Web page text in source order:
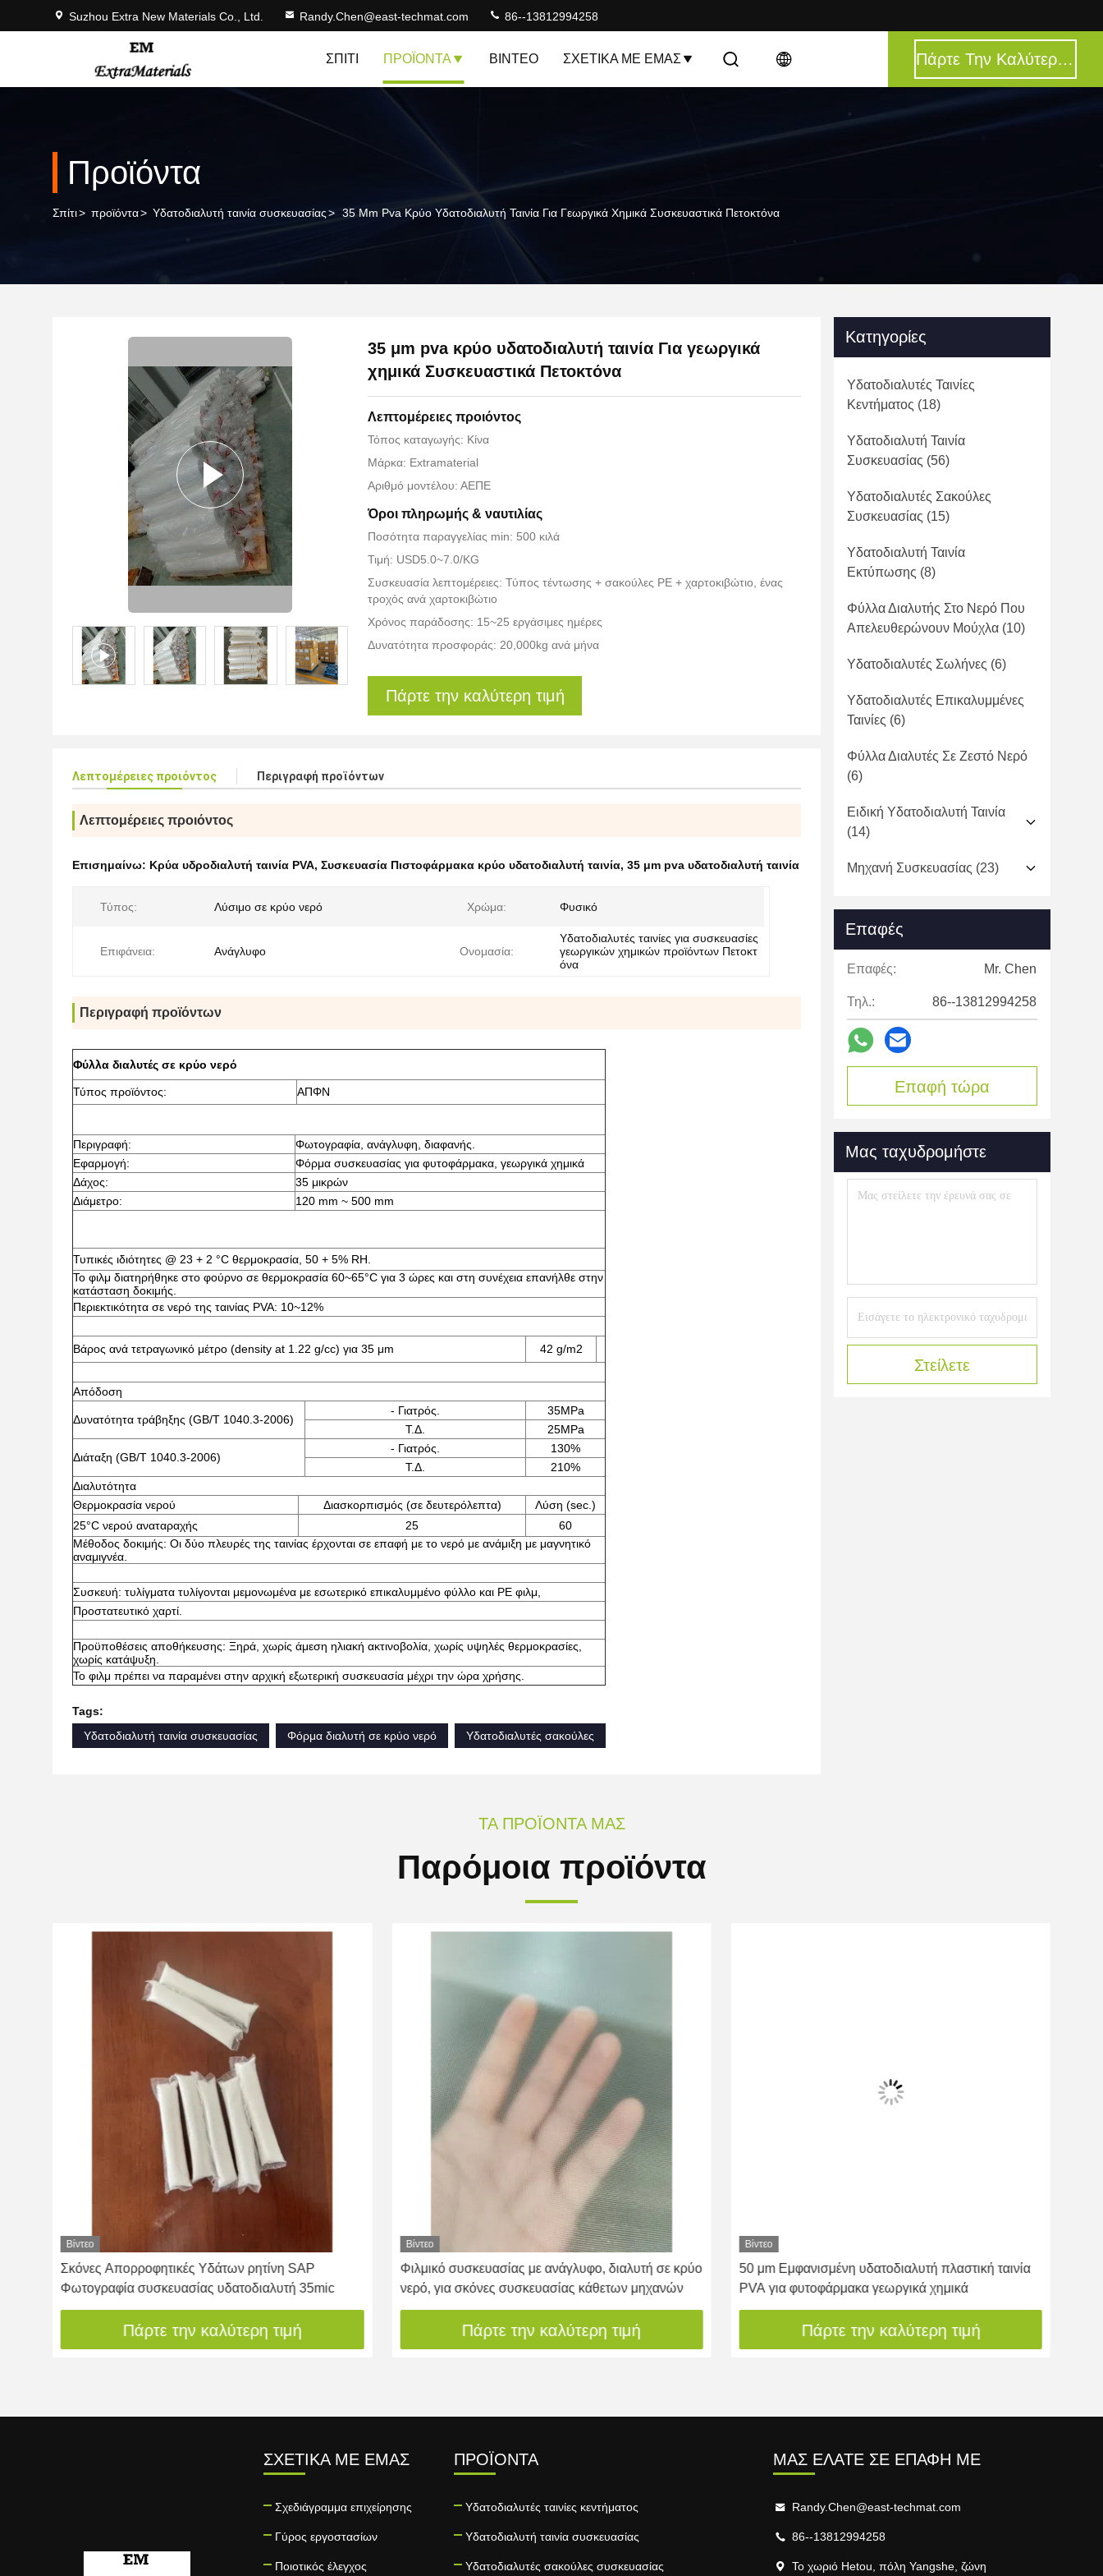
Suzhou Extra New Materials Co., Ltd. Randy.Chen@east-techmat.com 86--13812994258
ΣΠΊΤΙ ΠΡΟΪΌΝΤΑ ΒΊΝΤΕΟ ΣΧΕΤΙΚΆ ΜΕ ΕΜΆΣ Πάρτε Την Καλύτερη Τιμή
Προϊόντα
Σπίτι> προϊόντα> Υδατοδιαλυτή ταινία συσκευασίας> 35 Μm Pva Κρύο Υδατοδιαλυτή Ταινία Για Γεωργικά Χημικά Συσκευαστικά Πετοκτόνα
35 μm pva κρύο υδατοδιαλυτή ταινία Για γεωργικά
χημικά Συσκευαστικά Πετοκτόνα
Λεπτομέρειες προιόντος
Τόπος καταγωγής: Κίνα
Μάρκα: Extramaterial
Αριθμό μοντέλου: ΑΕΠΕ
Όροι πληρωμής & ναυτιλίας
Ποσότητα παραγγελίας min: 500 κιλά
Τιμή: USD5.0~7.0/KG
Συσκευασία λεπτομέρειες: Τύπος τέντωσης + σακούλες PE + χαρτοκιβώτιο, ένας
τροχός ανά χαρτοκιβώτιο
Χρόνος παράδοσης: 15~25 εργάσιμες ημέρες
Δυνατότητα προσφοράς: 20,000kg ανά μήνα
Πάρτε την καλύτερη τιμή
Λεπτομέρειες προιόντος Περιγραφή προϊόντων
Λεπτομέρειες προιόντος
Επισημαίνω: Κρύα υδροδιαλυτή ταινία PVA, Συσκευασία Πιστοφάρμακα κρύο υδατοδιαλυτή ταινία, 35 μm pva υδατοδιαλυτή ταινία
Τύπος: Λύσιμο σε κρύο νερό Χρώμα: Φυσικό
Επιφάνεια: Ανάγλυφο Ονομασία:
Υδατοδιαλυτές ταινίες για συσκευασίες
γεωργικών χημικών προϊόντων Πετοκτ
όνα
Περιγραφή προϊόντων
Φύλλα διαλυτές σε κρύο νερό
Τύπος προϊόντος: ΑΠΦΝ
Περιγραφή:
Φωτογραφία, ανάγλυφη, διαφανής.
Εφαρμογή:
Φόρμα συσκευασίας για φυτοφάρμακα, γεωργικά χημικά
Δάχος:
35 μικρών
Διάμετρο:
120 mm ~ 500 mm
Τυπικές ιδιότητες @ 23 + 2 °C θερμοκρασία, 50 + 5% RH.
Το φιλμ διατηρήθηκε στο φούρνο σε θερμοκρασία 60~65°C για 3 ώρες και στη συνέχεια επανήλθε στην
κατάσταση δοκιμής.
Περιεκτικότητα σε νερό της ταινίας PVA: 10~12%
Βάρος ανά τετραγωνικό μέτρο (density at 1.22 g/cc) για 35 μm 42 g/m2
Απόδοση
Δυνατότητα τράβηξης (GB/T 1040.3-2006)
- Γιατρός.
35MPa
Τ.Δ.
25MPa
Διάταξη (GB/T 1040.3-2006)
- Γιατρός.
130%
Τ.Δ.
210%
Διαλυτότητα
Θερμοκρασία νερού
Διασκορπισμός (σε δευτερόλεπτα)
Λύση (sec.)
25°C νερού αναταραχής
25
60
Μέθοδος δοκιμής: Οι δύο πλευρές της ταινίας έρχονται σε επαφή με το νερό με ανάμιξη με μαγνητικό
αναμιγνέα.
Συσκευή: τυλίγματα τυλίγονται μεμονωμένα με εσωτερικό επικαλυμμένο φύλλο και PE φιλμ,
Προστατευτικό χαρτί.
Προϋποθέσεις αποθήκευσης: Ξηρά, χωρίς άμεση ηλιακή ακτινοβολία, χωρίς υψηλές θερμοκρασίες,
χωρίς κατάψυξη.
Το φιλμ πρέπει να παραμένει στην αρχική εξωτερική συσκευασία μέχρι την ώρα χρήσης.
Tags:
Υδατοδιαλυτή ταινία συσκευασίας
Φόρμα διαλυτή σε κρύο νερό Υδατοδιαλυτές σακούλες
Κατηγορίες
Υδατοδιαλυτές Ταινίες
Κεντήματος (18)
Υδατοδιαλυτή Ταινία
Συσκευασίας (56)
Υδατοδιαλυτές Σακούλες
Συσκευασίας (15)
Υδατοδιαλυτή Ταινία
Εκτύπωσης (8)
Φύλλα Διαλυτής Στο Νερό Που
Απελευθερώνουν Μούχλα (10)
Υδατοδιαλυτές Σωλήνες (6)
Υδατοδιαλυτές Επικαλυμμένες
Ταινίες (6)
Φύλλα Διαλυτές Σε Ζεστό Νερό
(6)
Ειδική Υδατοδιαλυτή Ταινία
(14)
Μηχανή Συσκευασίας (23)
Επαφές
Επαφές: Mr. Chen
Τηλ.: 86--13812994258
Επαφή τώρα
Μας ταχυδρομήστε
Στείλετε
ΤΑ ΠΡΟΪΌΝΤΑ ΜΑΣ
Παρόμοια προϊόντα
Βίντεο
Σκόνες Απορροφητικές Υδάτων ρητίνη SAP
Φωτογραφία συσκευασίας υδατοδιαλυτή 35mic
Πάρτε την καλύτερη τιμή
Βίντεο
Φιλμικό συσκευασίας με ανάγλυφο, διαλυτή σε κρύο
νερό, για σκόνες συσκευασίας κάθετων μηχανών
Πάρτε την καλύτερη τιμή
Βίντεο
50 μm Εμφανισμένη υδατοδιαλυτή πλαστική ταινία
PVA για φυτοφάρμακα γεωργικά χημικά
Πάρτε την καλύτερη τιμή
ΣΧΕΤΙΚΆ ΜΕ ΕΜΆΣ
Σχεδιάγραμμα επιχείρησης
Γύρος εργοστασίων
Ποιοτικός έλεγχος
ΠΡΟΪΌΝΤΑ
Υδατοδιαλυτές ταινίες κεντήματος
Υδατοδιαλυτή ταινία συσκευασίας
Υδατοδιαλυτές σακούλες συσκευασίας
ΜΑΣ ΕΛΆΤΕ ΣΕ ΕΠΑΦΉ ΜΕ
Randy.Chen@east-techmat.com
86--13812994258
Το χωριό Hetou, πόλη Yangshe, ζώνη